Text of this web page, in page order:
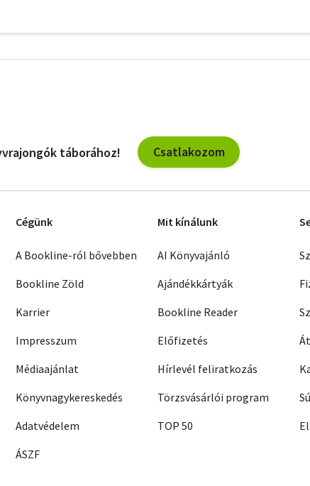
szűrők
táborához! Csatlakozom
Cégünk
A Bookline-ról bővebben
Bookline Zöld
Karrier
Impresszum
Médiaajánlat
Könyvnagykereskedés
Adatvédelem
ÁSZF
Mit kínálunk
AI Könyvajánló
Ajándékkártyák
Bookline Reader
Előfizetés
Hírlevél feliratkozás
Törzsvásárlói program
TOP 50